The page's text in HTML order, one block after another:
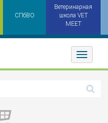
СПбВО
Ветеринарная
школа VET
MEET
Toggler